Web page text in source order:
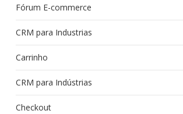
Fórum E-commerce
CRM para Industrias
Carrinho
CRM para Indústrias
Checkout